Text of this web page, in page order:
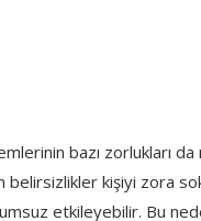
bazı zorlukları
kişiyi zora
etkileyebilir. Bu